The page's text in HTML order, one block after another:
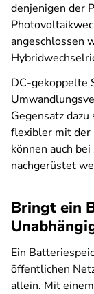
denjenigen der
angeschlossen
DC-gekoppelte
Gegensatz
flexibler mit der
können auch
nachgerüstet
Bringt ein
Ein
öffentlichen
allein. Mit